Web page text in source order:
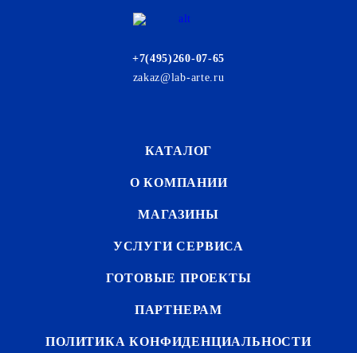
+7(495)260-07-65
zakaz@lab-arte.ru
КАТАЛОГ
О КОМПАНИИ
МАГАЗИНЫ
УСЛУГИ СЕРВИСА
ГОТОВЫЕ ПРОЕКТЫ
ПАРТНЕРАМ
ПОЛИТИКА КОНФИДЕНЦИАЛЬНОСТИ